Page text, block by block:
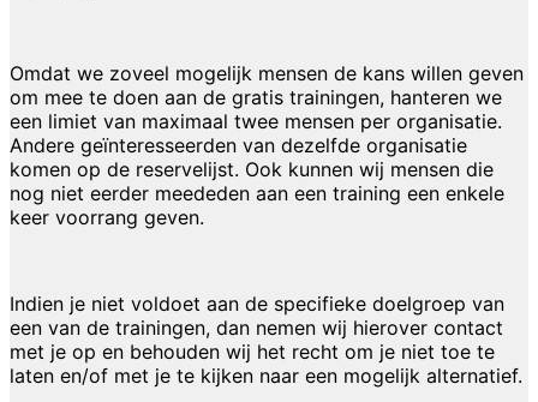
Omdat we zoveel mogelijk mensen de kans willen geven
om mee te doen aan de gratis trainingen, hanteren we
een limiet van maximaal twee mensen per organisatie.
Andere geïnteresseerden van dezelfde organisatie
komen op de reservelijst. Ook kunnen wij mensen die
nog niet eerder meededen aan een training een enkele
keer voorrang geven.
Indien je niet voldoet aan de specifieke doelgroep van
een van de trainingen, dan nemen wij hierover contact
met je op en behouden wij het recht om je niet toe te
laten en/of met je te kijken naar een mogelijk alternatief.